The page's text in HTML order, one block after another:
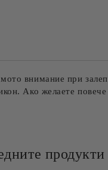
внимание при
Ако желаете повече
продукти